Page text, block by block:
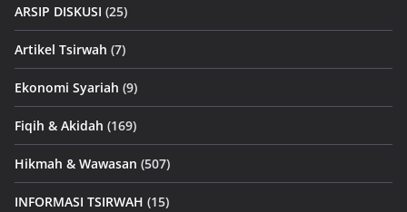
ARSIP DISKUSI (25)
Artikel Tsirwah (7)
Ekonomi Syariah (9)
Fiqih & Akidah (169)
Hikmah & Wawasan (507)
INFORMASI TSIRWAH (15)